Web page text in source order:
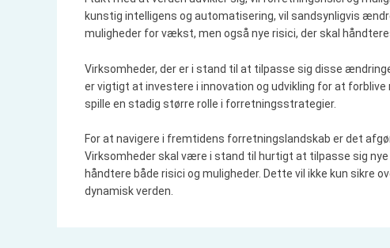
kunstig intelligens og automatisering, vil sandsynligvis
muligheder for vækst, men også nye risici, der skal
Virksomheder, der er i stand til at tilpasse sig disse
er vigtigt at investere i innovation og udvikling for at
spille en stadig større rolle i forretningsstrategier.
For at navigere i fremtidens forretningslandskab er det
Virksomheder skal være i stand til hurtigt at tilpasse sig
håndtere både risici og muligheder. Dette vil ikke kun sikre
dynamisk verden.